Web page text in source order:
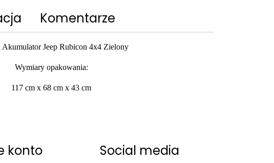
Komentarze
Akumulator Jeep Rubicon 4x4 Zielony
Wymiary opakowania:
117 cm x 68 cm x 43 cm
konto Social media